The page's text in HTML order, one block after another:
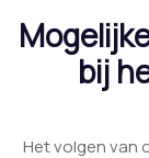
bij
Het volgen van